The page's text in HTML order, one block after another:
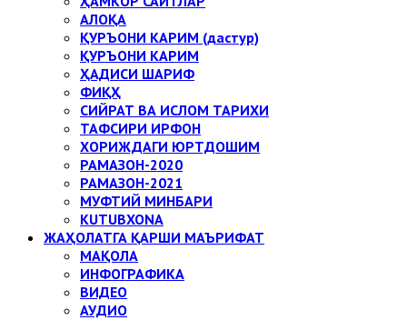
АЛОҚА
ҚУРЪОНИ КАРИМ (дастур)
ҚУРЪОНИ КАРИМ
ҲАДИСИ ШАРИФ
ФИҚҲ
СИЙРАТ ВА ИСЛОМ ТАРИХИ
ТАФСИРИ ИРФОН
ХОРИЖДАГИ ЮРТДОШИМ
РАМАЗОН-2020
РАМАЗОН-2021
МУФТИЙ МИНБАРИ
KUTUBXONA
ЖАҲОЛАТГА ҚАРШИ МАЪРИФАТ
МАҚОЛА
ИНФОГРАФИКА
ВИДЕО
АУДИО